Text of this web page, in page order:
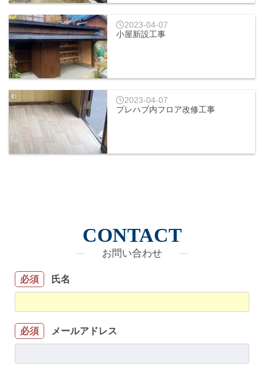
2023-04-07
小屋新設工事
2023-04-07
プレハブ内フロア改修工事
CONTACT
お問い合わせ
必須 氏名
必須 メールアドレス